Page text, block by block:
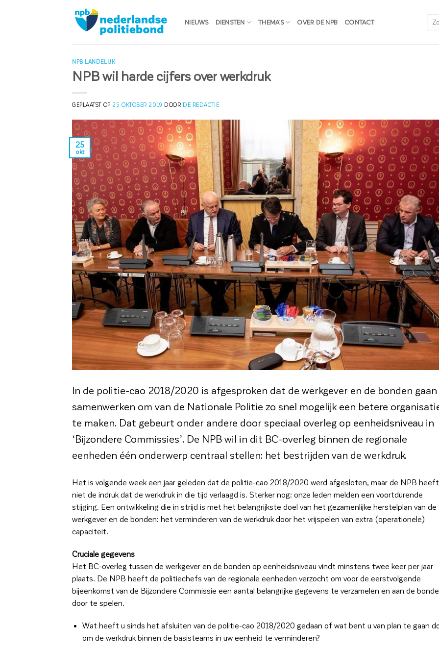
NIEUWS DIENSTEN THEMA’S OVER DE NPB CONTACT
NPB LANDELIJK
NPB wil harde cijfers over werkdruk
GEPLAATST OP 25 OKTOBER 2019 DOOR DE REDACTIE
25
okt
In de politie-cao 2018/2020 is afgesproken dat de werkgever en de bonden gaan
samenwerken om van de Nationale Politie zo snel mogelijk een betere
te maken. Dat gebeurt onder andere door speciaal overleg op eenheidsniveau in
‘Bijzondere Commissies’. De NPB wil in dit BC-overleg binnen de regionale
eenheden één onderwerp centraal stellen: het bestrijden van de werkdruk.
Het is volgende week een jaar geleden dat de politie-cao 2018/2020 werd afgesloten, maar de NPB heeft
niet de indruk dat de werkdruk in die tijd verlaagd is. Sterker nog: onze leden melden een voortdurende
stijging. Een ontwikkeling die in strijd is met het belangrijkste doel van het gezamenlijke herstelplan van de
werkgever en de bonden: het verminderen van de werkdruk door het vrijspelen van extra (operationele)
capaciteit.
Cruciale gegevens
Het BC-overleg tussen de werkgever en de bonden op eenheidsniveau vindt minstens twee keer per jaar
plaats. De NPB heeft de politiechefs van de regionale eenheden verzocht om voor de eerstvolgende
bijeenkomst van de Bijzondere Commissie een aantal belangrijke gegevens te verzamelen en aan de
door te spelen.
Wat heeft u sinds het afsluiten van de politie-cao 2018/2020 gedaan of wat bent u van plan te gaan
om de werkdruk binnen de basisteams in uw eenheid te verminderen?